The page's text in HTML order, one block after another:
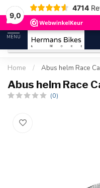
9,0
4714
30 dagen bedenktijd
MENU
Home / Abus helm Race
Abus helm Race
(0)